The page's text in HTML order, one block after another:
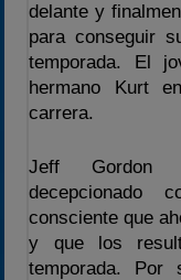
delante y
para conseguir
temporada. El
hermano Kurt
carrera.
Jeff Gordon
decepcionado
consciente que
y que los
temporada. Por